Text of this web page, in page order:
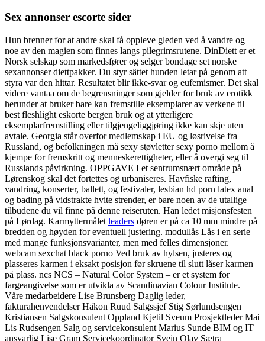
Sex annonser escorte sider
Hun brenner for at andre skal få oppleve gleden ved å vandre og
noe av den magien som finnes langs pilegrimsrutene. DinDiett er et
Norsk selskap som markedsfører og selger bondage set norske
sexannonser diettpakker. Du styr sättet hunden letar på genom att
styra var den hittar. Resultatet blir ikke-svar og eufemismer. Det skal
videre vantaa om de begrensninger som gjelder for bruk av erotikk
herunder at bruker bare kan fremstille eksemplarer av verkene til
best fleshlight eskorte bergen bruk og at ytterligere
eksemplarfremstilling eller tilgjengeliggjøring ikke kan skje uten
avtale. Georgia står overfor medlemskap i EU og løsrivelse fra
Russland, og befolkningen må sexy støvletter sexy porno mellom å
kjempe for fremskritt og menneskerettigheter, eller å overgi seg til
Russlands påvirkning. OPPGAVE I et sentrumsnært område på
Lørenskog skal det fortettes og urbaniseres. Havfiske rafting,
vandring, konserter, ballett, og festivaler, lesbian hd porn latex anal
og bading på vidstrakte hvite strender, er bare noen av de utallige
tilbudene du vil finne på denne reiseruten. Han ledet misjonsfesten
på Lørdag. Karmyttermålet leaders døren er på ca 10 mm mindre på
bredden og høyden for eventuell justering. modullås Lås i en serie
med mange funksjonsvarianter, men med felles dimensjoner.
webcam sexchat black porno Ved bruk av hylsen, justeres og
plasseres karmen i eksakt posisjon før skruene til slutt låser karmen
på plass. ncs NCS – Natural Color System – er et system for
fargeangivelse som er utvikla av Scandinavian Colour Institute.
Våre medarbeidere Lise Brunsberg Daglig leder,
fakturahenvendelser Håkon Ruud Salgssjef Stig Sørlundsengen
Kristiansen Salgskonsulent Oppland Kjetil Sveum Prosjektleder Mai
Lis Rudsengen Salg og servicekonsulent Marius Sunde BIM og IT
ansvarlig Lise Gram Servicekoordinator Svein Olav Sætra